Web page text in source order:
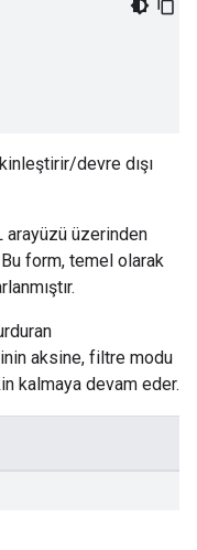
devre dışı
üzerinden
form, temel olarak
aksine, filtre modu
kalmaya devam eder.